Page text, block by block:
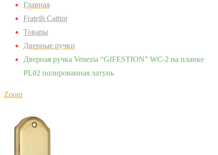
Главная
Fratelli Cattini
Товары
Дверные ручки
Дверная ручка Venezia “GIFESTION” WC-2 на планке
PL02 полированная латунь
Zoom